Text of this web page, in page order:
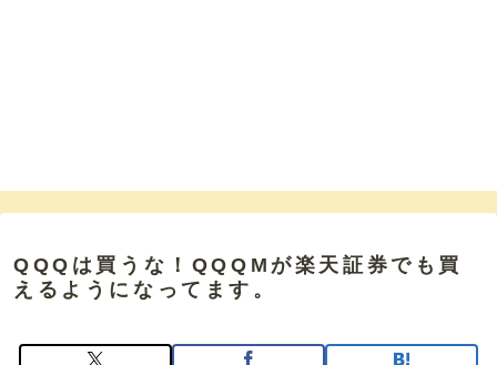
QQQは買うな！QQQMが楽天証券でも買
えるようになってます。